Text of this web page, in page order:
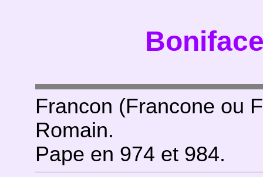
Francon (Francone ou
Romain.
Pape en 974 et 984.